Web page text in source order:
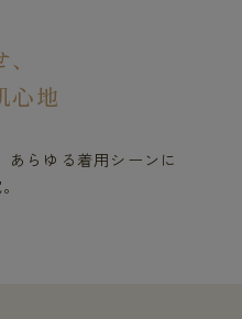
心地
らゆる着用シーンに